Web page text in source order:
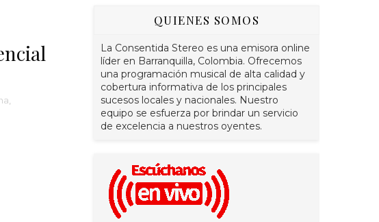
QUIENES SOMOS
La Consentida Stereo es una emisora online
líder en Barranquilla, Colombia. Ofrecemos
una programación musical de alta calidad y
cobertura informativa de los principales
sucesos locales y nacionales. Nuestro
equipo se esfuerza por brindar un servicio
de excelencia a nuestros oyentes.